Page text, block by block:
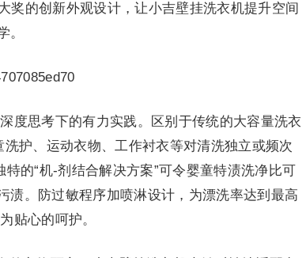
奖的创新外观设计，让小吉壁挂洗衣机提升空间
。
度思考下的有力实践。区别于传统的大容量洗衣
护、运动衣物、工作衬衣等对清洗独立或频次
的“机-剂结合解决方案”可令婴童特渍洗净比可
渍。防过敏程序加喷淋设计，为漂洗率达到最高
贴心的呵护。